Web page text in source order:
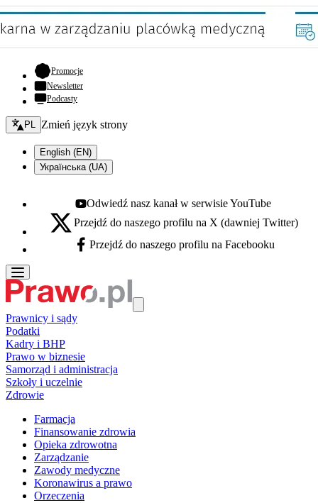
Promocje- otwiera się w nowej karcie
Newsletter
Podcasty
Zmień język - bieżący:
PL Zmień język strony
English (EN)
Українська (UA)
Youtube - otwiera się w nowej karcie
Odwiedź nasz kanał w serwisie YouTube
X - otwiera się w nowej karcie
Przejdź do naszego profilu na X (dawniej Twitter)
Facebook - otwiera się w nowej karcie
Przejdź do naszego profilu na Facebooku
Prawnicy i sądy
Podatki
Kadry i BHP
Prawo w biznesie
Samorząd i administracja
Szkoły i uczelnie
Zdrowie
Farmacja
Finansowanie zdrowia
Opieka zdrowotna
Zarządzanie
Zawody medyczne
Koronawirus a prawo
Orzeczenia